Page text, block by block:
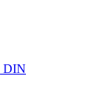
DIN